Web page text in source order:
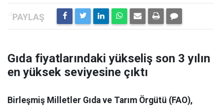
Gıda fiyatlarındaki yükseliş son 3 yılın
en yüksek seviyesine çıktı
Birleşmiş Milletler Gıda ve Tarım Örgütü (FAO),